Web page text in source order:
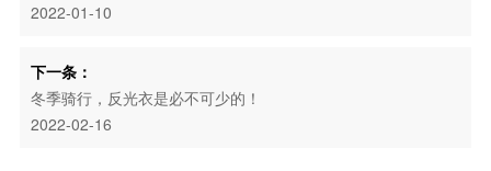
2022-01-10
下一条：
冬季骑行，反光衣是必不可少的！
2022-02-16